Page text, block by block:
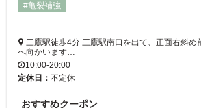
#亀裂補強
三鷹駅徒歩4分 三鷹駅南口を出て、正面右斜め
へ向かいます…
10:00-20:00
定休日： 不定休
おすすめクーポン